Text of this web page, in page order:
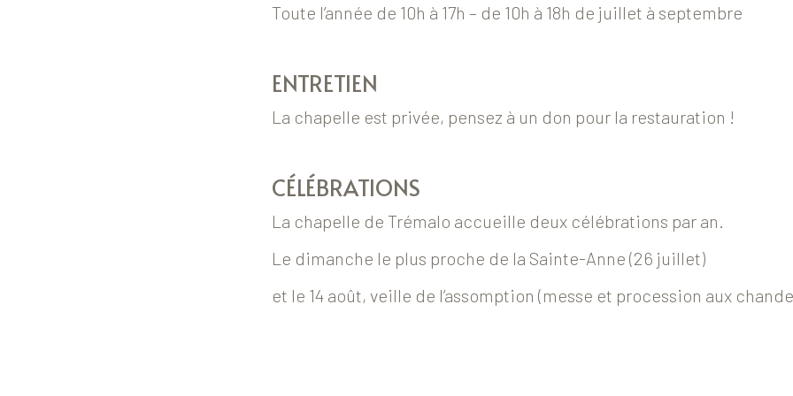
Toute l’année de 10h à 17h – de 10h à 18h de juillet à septembre
ENTRETIEN
La chapelle est privée, pensez à un don pour la restauration !
CÉLÉBRATIONS
La chapelle de Trémalo accueille deux célébrations par an.
Le dimanche le plus proche de la Sainte-Anne (26 juillet)
et le 14 août, veille de l’assomption (messe et procession aux